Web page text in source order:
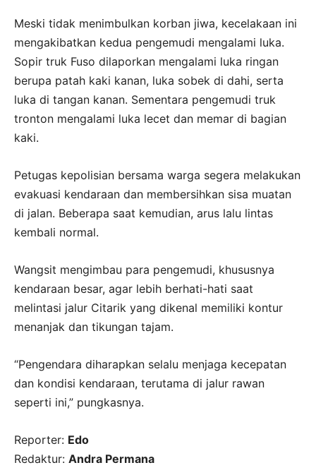
Meski tidak menimbulkan korban jiwa, kecelakaan ini
mengakibatkan kedua pengemudi mengalami luka.
Sopir truk Fuso dilaporkan mengalami luka ringan
berupa patah kaki kanan, luka sobek di dahi, serta
luka di tangan kanan. Sementara pengemudi truk
tronton mengalami luka lecet dan memar di bagian
kaki.
Petugas kepolisian bersama warga segera melakukan
evakuasi kendaraan dan membersihkan sisa muatan
di jalan. Beberapa saat kemudian, arus lalu lintas
kembali normal.
Wangsit mengimbau para pengemudi, khususnya
kendaraan besar, agar lebih berhati-hati saat
melintasi jalur Citarik yang dikenal memiliki kontur
menanjak dan tikungan tajam.
“Pengendara diharapkan selalu menjaga kecepatan
dan kondisi kendaraan, terutama di jalur rawan
seperti ini,” pungkasnya.
Reporter: Edo
Redaktur: Andra Permana